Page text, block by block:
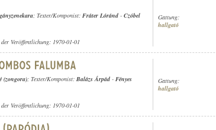
; Texter/Komponist: Fráter Lóránd - Czóbel
Veröffentlichung: 1970-01-01
Gattung:
hallgató
(zongora); Texter/Komponist: Balázs Árpád - Fényes
Veröffentlichung: 1970-01-01
Gattung:
hallgató